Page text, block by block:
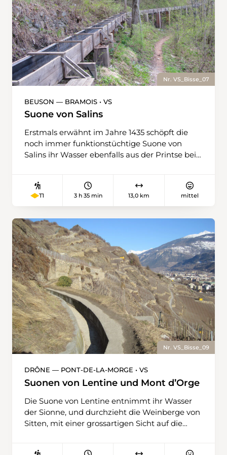
Nr. VS_Bisse_07
BEUSON — BRAMOIS • VS
Suone von Salins
Erstmals erwähnt im Jahre 1435 schöpft die
noch immer funktionstüchtige Suone von
Salins ihr Wasser ebenfalls aus der Printse bei
Salins. Die unterschiedlichsten
Feuchtigkeitsverhältnisse wechseln sich ab:
trockenen, der Sonne ausgesetzten Weide. Es
geht vorbei an Sanddornbüschen, die im
Herbst wunderschöne rote Früchte tragen,
und weiter durch Fichtenwälder und
Himbeerkulturen . . .
T1 3 h 35 min 13,0 km mittel
Nr. VS_Bisse_09
DRÔNE — PONT-DE-LA-MORGE • VS
Suonen von Lentine und Mont d’Orge
Die Suone von Lentine entnimmt ihr Wasser
der Sionne, und durchzieht die Weinberge von
Sitten, mit einer grossartigen Sicht auf die